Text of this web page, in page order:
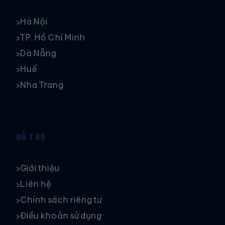
Hà Nội
TP. Hồ Chí Minh
Dà Nẵng
Huế
Nha Trang
HỖ TRỢ
Giới thiệu
Liên hệ
Chính sách riêng tư
Điều khoản sử dụng